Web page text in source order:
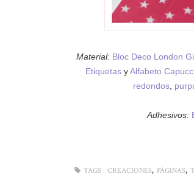
Material: Bloc Deco London
Etiquetas yAlfabeto
redondos,
Adhesivos:
TAGS : CREACIONES, PÁGINAS,